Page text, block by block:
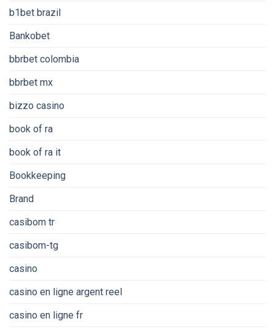
b1bet brazil
Bankobet
bbrbet colombia
bbrbet mx
bizzo casino
book of ra
book of ra it
Bookkeeping
Brand
casibom tr
casibom-tg
casino
casino en ligne argent reel
casino en ligne fr